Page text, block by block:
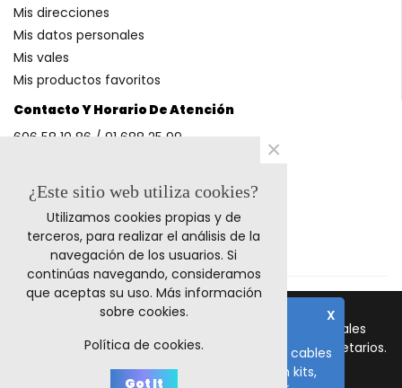
Contacto Y Horario De Atención
606 58 10 86 / 91 688 25 99
Métodos De Pago
Mis direcciones
Mis datos personales
Mis vales
Mis productos favoritos
© 2023 Retrocables. Los logos y marcas comerciales
mencionadas corresponden a sus respectivos propietarios.
Todos los precios incluyen I.V.A.
X
El plazo de fabricación de todos los cables
es de 10-15 días laborables, salvo en kits,
¿Este sitio web utiliza cookies?
Utilizamos cookies propias y de
terceros, para realizar el análisis de la
navegación de los usuarios. Si
continúas navegando, consideramos
que aceptas su uso. Más información
sobre cookies.
Política de cookies.
Got It
×